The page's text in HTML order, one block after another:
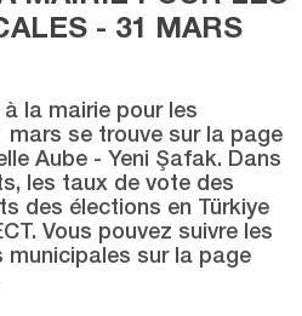
- 31 MARS
la mairie pour les
mars se trouve sur la page
Aube - Yeni Şafak. Dans
les taux de vote des
des élections en Türkiye
Vous pouvez suivre les
sur la page